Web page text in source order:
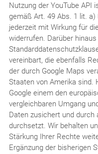
Nutzung der YouTube API
gemäß Art. 49 Abs. 1 lit. a)
jederzeit mit Wirkung für
widerrufen. Darüber
vereinbart, die ebenfalls
der durch Google Maps
Staaten von Amerika sind.
Google einem den
vergleichbaren Umgang
Daten zusichert und
durchsetzt. Wir behalten
Stärkung Ihrer Rechte
Ergänzung der bisherigen